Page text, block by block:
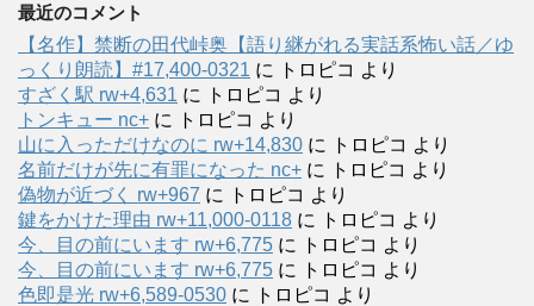
最近のコメント
【名作】禁断の田代峠奥【語り継がれる実話系怖い話／ゆ
っくり朗読】#17,400-0321 に トロピコ より
すざく駅 rw+4,631 に トロピコ より
トンキュー nc+ に トロピコ より
山に入っただけなのに rw+14,830 に トロピコ より
名前だけが先に有罪になった nc+ に トロピコ より
偽物が近づく rw+967 に トロピコ より
鍵をかけた理由 rw+11,000-0118 に トロピコ より
今、目の前にいます rw+6,775 に トロピコ より
今、目の前にいます rw+6,775 に トロピコ より
色即是光 rw+6,589-0530 に トロピコ より